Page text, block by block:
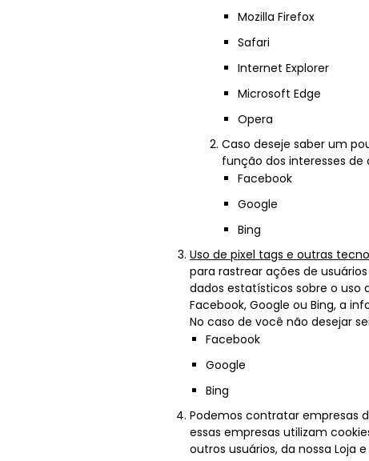
Mozilla Firefox
Safari
Internet Explorer
Microsoft Edge
Opera
Caso deseje saber um
função dos interesses de
Facebook
Google
Bing
Uso de pixel tags e outras
para rastrear ações de
dados estatísticos sobre o uso
Facebook, Google ou Bing, a
No caso de você não desejar
Facebook
Google
Bing
Podemos contratar empresas
essas empresas utilizam
outros usuários, da nossa Loja